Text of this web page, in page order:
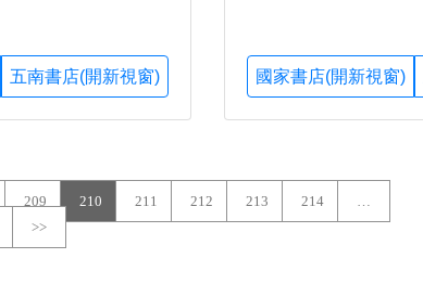
五南書店(開新視窗) 國家書店(開新視窗)
209 210 211 212 213 214
>>